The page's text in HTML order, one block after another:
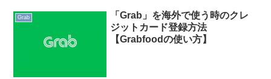
Grab
「Grab」を海外で使う時のクレ
ジットカード登録方法
【Grabfoodの使い方】